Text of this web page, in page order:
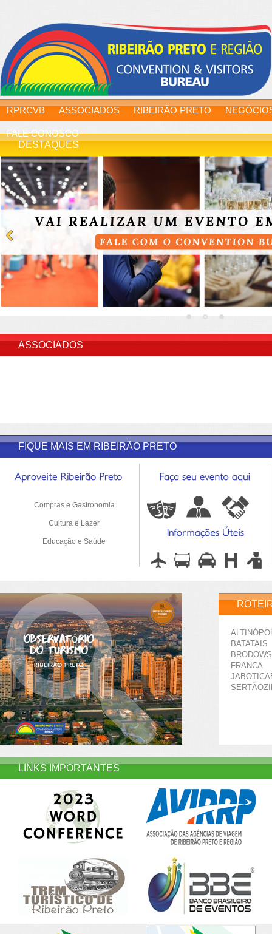
RPRCVB ASSOCIADOS RIBEIRÃO PRETO
FALE CONOSCO
DESTAQUES
ASSOCIADOS
FIQUE MAIS EM RIBEIRÃO PRETO
Compras e Gastronomia
Cultura e Lazer
Educação e Saúde
BATATAIS
FRANCA
LINKS IMPORTANTES